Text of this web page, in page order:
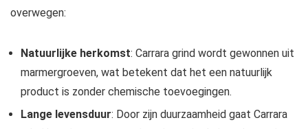
overwegen:
Natuurlijke herkomst: Carrara grind wordt gewonnen uit
marmergroeven, wat betekent dat het een natuurlijk
product is zonder chemische toevoegingen.
Lange levensduur: Door zijn duurzaamheid gaat Carrara